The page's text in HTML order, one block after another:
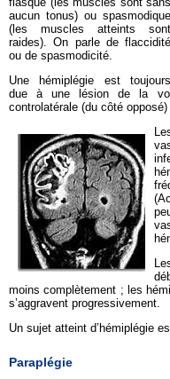
aucun tonus) ou spasmodique
(les muscles atteints sont
raides). On parle de flaccidité
ou de spasmodicité.
Une hémiplégie est toujours
due à une lésion de la
controlatérale (du côté opposé)
moins complètement ; les
s’aggravent progressivement.
Un sujet atteint d’hémiplégie
Paraplégie